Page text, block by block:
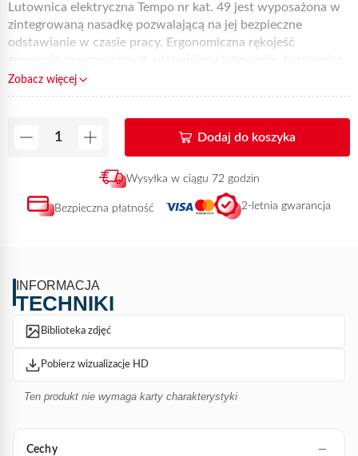
Lutownica elektryczna Tempo nr kat. 49 jest wyposażona w
zintegrowaną nasadkę pozwalającą na jej bezpieczne
odstawianie w czasie pracy. Ergonomiczna rękojeść
jest ponadto kompaktowa i wyjątkowo lekka. Lutownica
należy do gamyelektrycznych lutownicTempo. Model 45 W
gamy Tempo została opracowana ze szczególną uwagą i
troską o portfel użytkowników. Można się o tym łatwo
Tempo 45 W z cenąlutownic elektrycznycho zbliżonej
wydajności. Wszystkie
lutownice elektryczne
należące do
gamy Tempo są produkowane we Francji!
Zobacz więcej
Dodaj do koszyka
Wysyłka w ciągu 72 godzin
Bezpieczna płatność 2-letnia gwarancja
INFORMACJA
TECHNIKI
Biblioteka zdjęć
Pobierz wizualizacje HD
Ten produkt nie wymaga karty charakterystyki
Cechy